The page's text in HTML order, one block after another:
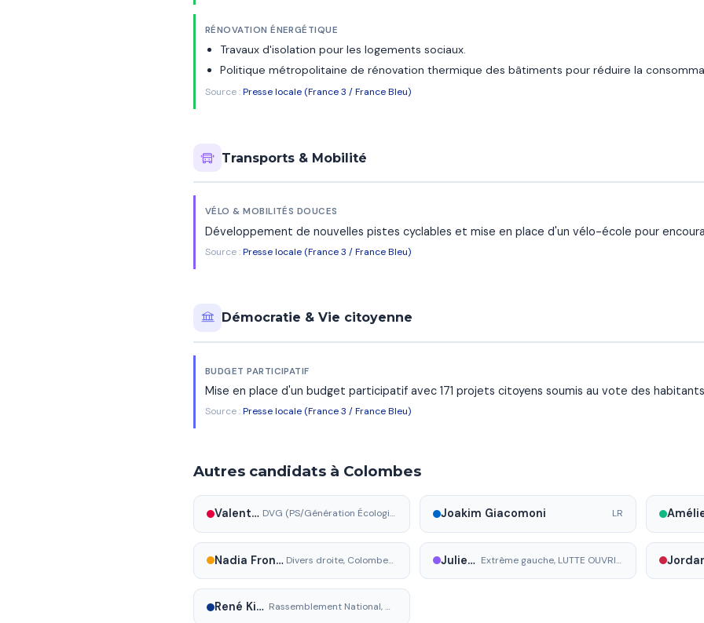
RÉNOVATION ÉNERGÉTIQUE
Travaux d'isolation pour les logements sociaux.
Politique métropolitaine de rénovation thermique des bâtiments pour réduire la
Source :Presse locale (France 3 / France Bleu)
Transports & Mobilité
VÉLO & MOBILITÉS DOUCES
Développement de nouvelles pistes cyclables et mise en place d'un vélo-école pour
Source :Presse locale (France 3 / France Bleu)
Démocratie & Vie citoyenne
BUDGET PARTICIPATIF
Mise en place d'un budget participatif avec 171 projets citoyens soumis au vote des
Source :Presse locale (France 3 / France Bleu)
Autres candidats à Colombes
Valentin Narbonnais DVG (PS/Génération Écologie/Place Publique/PRG), Colombes en mieux Joakim Giacomoni LR
Nadia Frontigny Divers droite, Colombes C Vous Julien Puertas Extrême gauche, LUTTE OUVRIÈRE - LE CAMP DES TRAVAILLEURS
René Kimbassa Rassemblement National, Colombes en ordre